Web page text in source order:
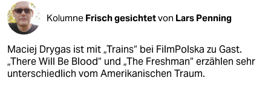
Kolumne Frisch gesichtetvon Lars Penning
Maciej Drygas ist mit „Trains“ bei FilmPolska zu Gast.
„There Will Be Blood“ und „The Freshman“ erzählen sehr
unterschiedlich vom Amerikanischen Traum.